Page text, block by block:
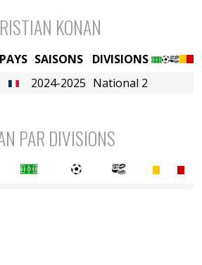
KONAN
PAYS SAISONS
DIVISIONS
2024-2025 National 2
PAR DIVISIONS